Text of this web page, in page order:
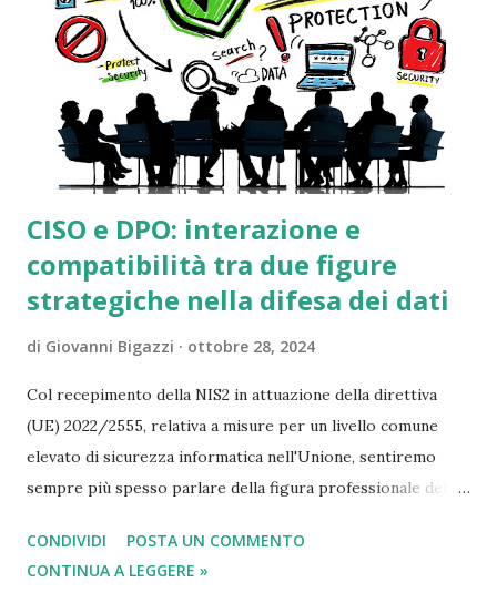
per individuare le cause e le responsabilità in caso di
violazione dei dati personali ( data breach ). Inoltre, fatto
non trascurabile, l'acquisizione forense di questi log è uno
strumento di indagine essenziale per l'autorità giudiz...
CISO e DPO: interazione e
compatibilità tra due figure
strategiche nella difesa dei dati
di Giovanni Bigazzi ottobre 28, 2024
Col recepimento della NIS2 in attuazione della direttiva
(UE) 2022/2555, relativa a misure per un livello comune
elevato di sicurezza informatica nell'Unione, sentiremo
sempre più spesso parlare della figura professionale del
Officer. In questo articolo esaminiamo il rapporto tra
questa figura attinente alla sicurezza informatica e quella
CONDIVIDI
POSTA UN COMMENTO
CONTINUA A LEGGERE »